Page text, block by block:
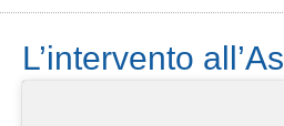
L’intervento